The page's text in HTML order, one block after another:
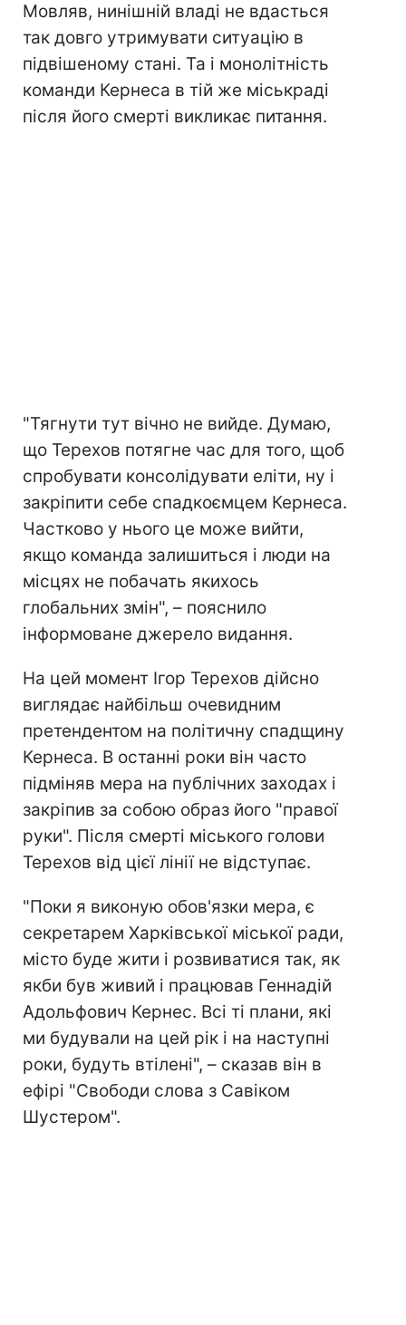
Мовляв, нинішній владі не вдасться
так довго утримувати ситуацію в
підвішеному стані. Та і монолітність
команди Кернеса в тій же міськраді
після його смерті викликає питання.
"Тягнути тут вічно не вийде. Думаю,
що Терехов потягне час для того, щоб
спробувати консолідувати еліти, ну і
закріпити себе спадкоємцем Кернеса.
Частково у нього це може вийти,
якщо команда залишиться і люди на
місцях не побачать якихось
глобальних змін", – пояснило
інформоване джерело видання.
На цей момент Ігор Терехов дійсно
виглядає найбільш очевидним
претендентом на політичну спадщину
Кернеса. В останні роки він часто
підміняв мера на публічних заходах і
закріпив за собою образ його "правої
руки". Після смерті міського голови
Терехов від цієї лінії не відступає.
"Поки я виконую обов'язки мера, є
секретарем Харківської міської ради,
місто буде жити і розвиватися так, як
якби був живий і працював Геннадій
Адольфович Кернес. Всі ті плани, які
ми будували на цей рік і на наступні
роки, будуть втілені", – сказав він в
ефірі "Свободи слова з Савіком
Шустером".